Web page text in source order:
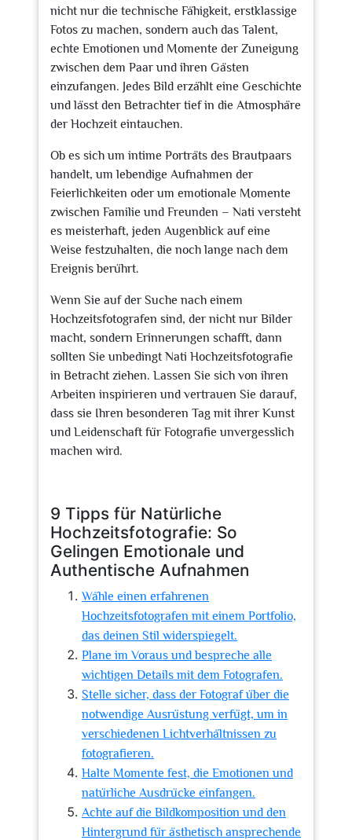
nicht nur die technische Fähigkeit, erstklassige
Fotos zu machen, sondern auch das Talent,
echte Emotionen und Momente der Zuneigung
zwischen dem Paar und ihren Gästen
einzufangen. Jedes Bild erzählt eine Geschichte
und lässt den Betrachter tief in die Atmosphäre
der Hochzeit eintauchen.
Ob es sich um intime Porträts des Brautpaars
handelt, um lebendige Aufnahmen der
Feierlichkeiten oder um emotionale Momente
zwischen Familie und Freunden – Nati versteht
es meisterhaft, jeden Augenblick auf eine
Weise festzuhalten, die noch lange nach dem
Ereignis berührt.
Wenn Sie auf der Suche nach einem
Hochzeitsfotografen sind, der nicht nur Bilder
macht, sondern Erinnerungen schafft, dann
sollten Sie unbedingt Nati Hochzeitsfotografie
in Betracht ziehen. Lassen Sie sich von ihren
Arbeiten inspirieren und vertrauen Sie darauf,
dass sie Ihren besonderen Tag mit ihrer Kunst
und Leidenschaft für Fotografie unvergesslich
machen wird.
9 Tipps für Natürliche
Hochzeitsfotografie: So
Gelingen Emotionale und
Authentische Aufnahmen
Wähle einen erfahrenen
Hochzeitsfotografen mit einem Portfolio,
das deinen Stil widerspiegelt.
Plane im Voraus und bespreche alle
wichtigen Details mit dem Fotografen.
Stelle sicher, dass der Fotograf über die
notwendige Ausrüstung verfügt, um in
verschiedenen Lichtverhältnissen zu
fotografieren.
Halte Momente fest, die Emotionen und
natürliche Ausdrücke einfangen.
Achte auf die Bildkomposition und den
Hintergrund für ästhetisch ansprechende